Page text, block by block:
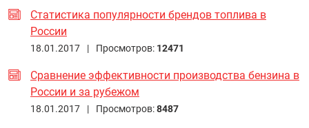
Статистика популярности брендов топлива в
России
18.01.2017 | Просмотров: 12471
Сравнение эффективности производства бензина в
России и за рубежом
18.01.2017 | Просмотров:8487